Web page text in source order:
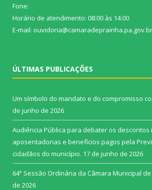
Fone:
Horário de atendimento: 08:00 às 14:00
E-mail: ouvidoria@camaradeprainha.pa.gov.br
ÚLTIMAS PUBLICAÇÕES
Um símbolo do mandato e do compromisso
de junho de 2026
Audiência Pública para debater os descontos
aposentadorias e benefícios pagos pela
cidadãos do município. 17 de junho de 2026
64ª Sessão Ordinária da Câmara Municipal
de 2026